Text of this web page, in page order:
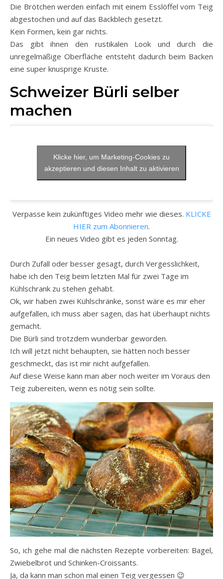
Die Brötchen werden einfach mit einem Esslöffel vom Teig
abgestochen und auf das Backblech gesetzt.
Kein Formen, kein gar nichts.
Das gibt ihnen den rustikalen Look und durch die
unregelmäßige Oberfläche entsteht dadurch beim Backen
eine super knusprige Kruste.
Schweizer Bürli selber
machen
Klicke hier, um Marketing-Cookies zu
akzeptieren und diesen Inhalt zu aktivieren
Verpasse kein zukünftiges Video mehr wie dieses. KLICKE
HIER zum Abonnieren.
Ein neues Video gibt es jeden Sonntag.
Durch Zufall oder besser gesagt, durch Vergesslichkeit,
habe ich den Teig beim letzten Mal für zwei Tage im
Kühlschrank zu stehen gehabt.
Ok, wir haben zwei Kühlschränke, sonst wäre es mir eher
aufgefallen, ich muss aber sagen, das hat überhaupt nichts
gemacht.
Die Bürli sind trotzdem wunderbar geworden.
Ich will jetzt nicht behaupten, sie hätten noch besser
geschmeckt, das ist mir nicht aufgefallen.
Auf diese Weise kann man aber noch weiter im Voraus den
Teig zubereiten, wenn es nötig sein sollte.
So, ich gehe mal die nächsten Rezepte vorbereiten: Bagel,
Zwiebelbrot und Schinken-Croissants.
Ja, da kann man schon mal einen Teig vergessen 😉